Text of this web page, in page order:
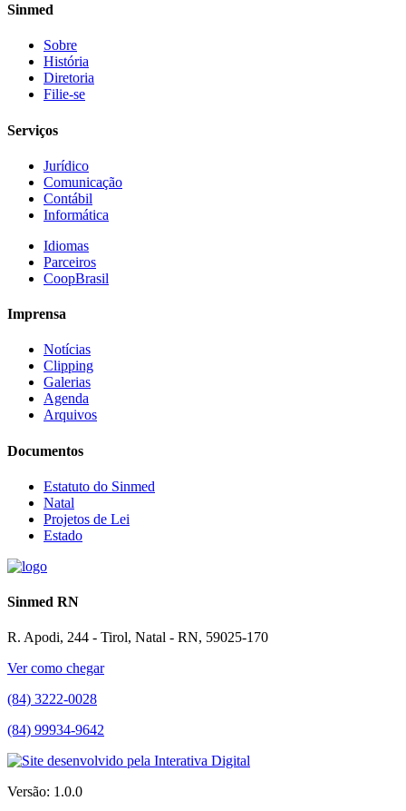
Sinmed
Sobre
História
Diretoria
Filie-se
Serviços
Jurídico
Comunicação
Contábil
Informática
Idiomas
Parceiros
CoopBrasil
Imprensa
Notícias
Clipping
Galerias
Agenda
Arquivos
Documentos
Estatuto do Sinmed
Natal
Projetos de Lei
Estado
Sinmed RN
R. Apodi, 244 - Tirol, Natal - RN, 59025-170
Ver como chegar
(84) 3222-0028
(84) 99934-9642
Versão: 1.0.0